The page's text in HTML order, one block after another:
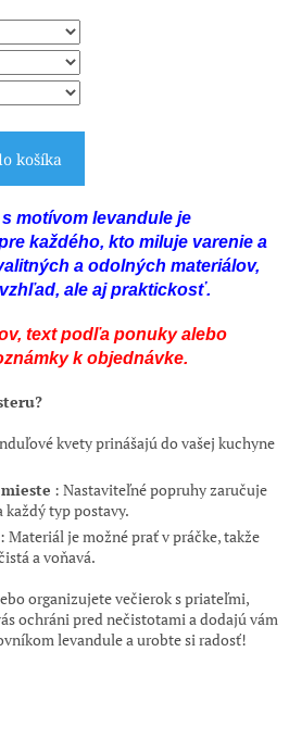
košíka
motívom levandule je
každého, kto miluje varenie a
a odolných materiálov,
ale aj praktickosť.
text podľa ponuky alebo
k objednávke.
kvety prinášajú do vašej kuchyne
: Nastaviteľné popruhy zaručuje
typ postavy.
: Materiál je možné prať v práčke, takže
a voňavá.
organizujete večierok s priateľmi,
ochráni pred nečistotami a dodajú vám
levandule a urobte si radosť!